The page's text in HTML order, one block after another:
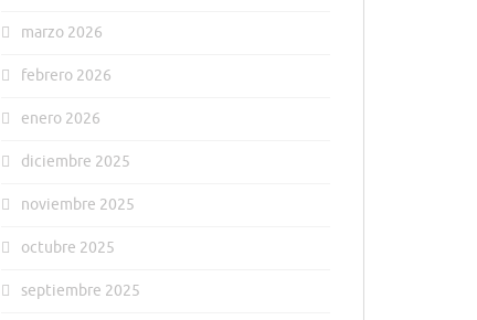
marzo 2026
febrero 2026
enero 2026
diciembre 2025
noviembre 2025
octubre 2025
septiembre 2025